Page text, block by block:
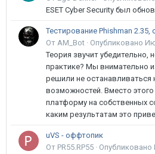
ESET Cyber Security был
От AM_Bot · Опубликовано
Теория звучит убедительно,
практике? Мы внимательно
решили не останавливаться
возможностей. Вместо
платформу на собственных
каким результатам это
uVS - оффтопик
От PR55.RP55 · Опубликовано